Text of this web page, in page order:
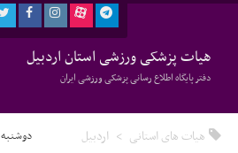
هیات پزشکی ورزشی استان اردبیل
دفتر پایگاه اطلاع رسانی پزشکی ورزشی ایران
هیات های استانی اردبیل دوشنبه ۱۰ دی ۱۴۰۳ - ۱۱:۴۰